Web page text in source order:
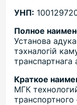
УНП:
Полное
Установа
тэхналогій
транспартнага
Краткое
МГК